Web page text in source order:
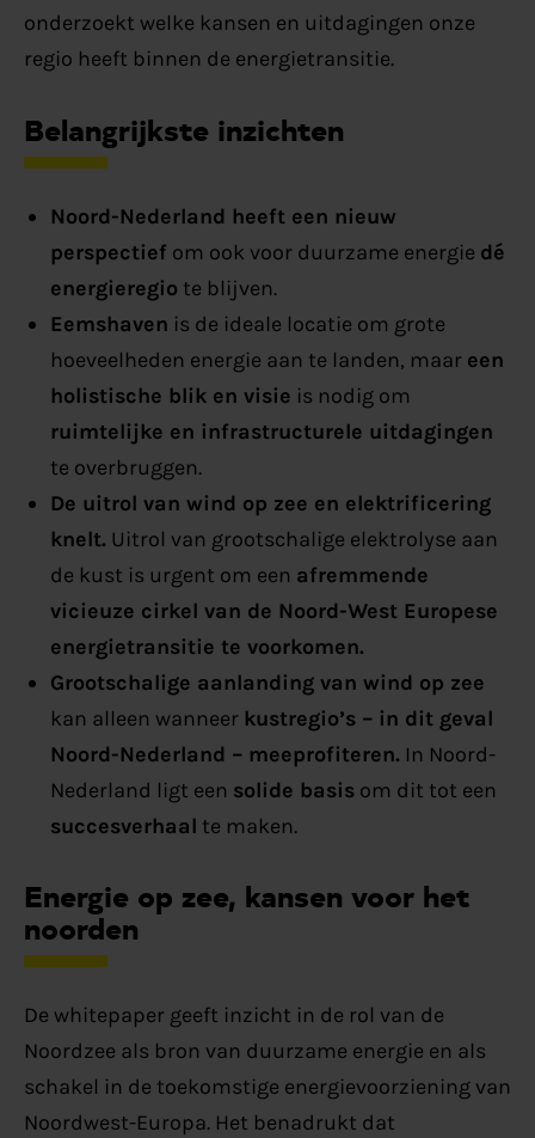
onderzoekt welke kansen en uitdagingen onze
regio heeft binnen de energietransitie.
Belangrijkste inzichten
Noord-Nederland heeft een nieuw
perspectief om ook voor duurzame energie dé
energieregio te blijven.
Eemshaven is de ideale locatie om grote
hoeveelheden energie aan te landen, maar een
holistische blik en visie is nodig om
ruimtelijke en infrastructurele uitdagingen
te overbruggen.
De uitrol van wind op zee en elektrificering
knelt. Uitrol van grootschalige elektrolyse aan
de kust is urgent om een afremmende
vicieuze cirkel van de Noord-West Europese
energietransitie te voorkomen.
Grootschalige aanlanding van wind op zee
kan alleen wanneer kustregio’s – in dit geval
Noord-Nederland – meeprofiteren. In Noord-
Nederland ligt een solide basis om dit tot een
succesverhaal te maken.
Energie op zee, kansen voor het
noorden
De whitepaper geeft inzicht in de rol van de
Noordzee als bron van duurzame energie en als
schakel in de toekomstige energievoorziening van
Noordwest-Europa. Het benadrukt dat